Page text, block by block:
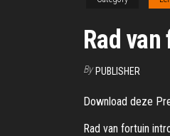
Rad
By PUBLISHER
Download deze
Rad van fortuin